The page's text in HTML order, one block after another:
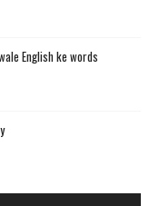
English ke words